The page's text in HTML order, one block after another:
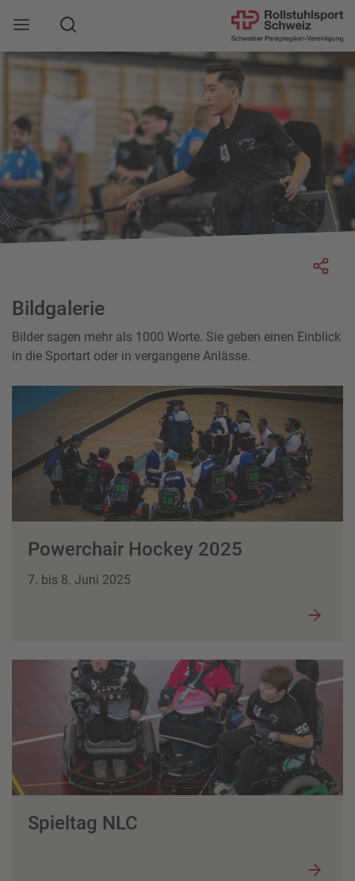
Mobile Navigation öffnen
Suche
Bildgalerie
Bilder sagen mehr als 1000 Worte. Sie geben einen Einblick
in die Sportart oder in vergangene Anlässe.
Powerchair Hockey 2025
7. bis 8. Juni 2025
Spieltag NLC